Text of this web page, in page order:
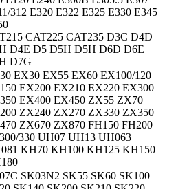
312 E320 E322 E325 E330 E345
CAT225 CAT235 D3C D4D
D4E D5 D5H D5H D6D D6E
D7G
EX30 EX55 EX60 EX100/120
EX200 EX210 EX220 EX300
EX400 EX450 ZX55 ZX70
ZX240 ZX270 ZX330 ZX350
ZX670 ZX870 FH150 FH200
330 UH07 UH13 UH063
KH70 KH100 KH125 KH150
SK03N2 SK55 SK60 SK100